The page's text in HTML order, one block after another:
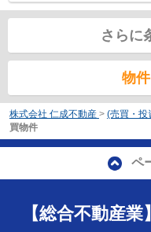
さらに
物
株式会社 仁成不動産 > (売買・投
買物件
ペ
【総合不動産